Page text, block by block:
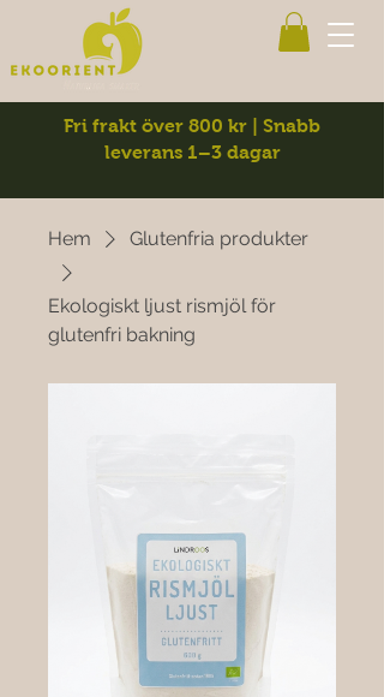
Fri frakt över 800 kr | Snabb
leverans 1–3 dagar
Hem Glutenfria produkter
Ekologiskt ljust rismjöl för
glutenfri bakning